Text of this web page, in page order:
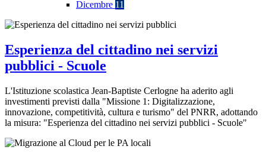
Dicembre 11
Esperienza del cittadino nei servizi
pubblici - Scuole
L'Istituzione scolastica Jean-Baptiste Cerlogne ha aderito agli
investimenti previsti dalla "Missione 1: Digitalizzazione,
innovazione, competitività, cultura e turismo" del PNRR, adottando
la misura: "Esperienza del cittadino nei servizi pubblici - Scuole"